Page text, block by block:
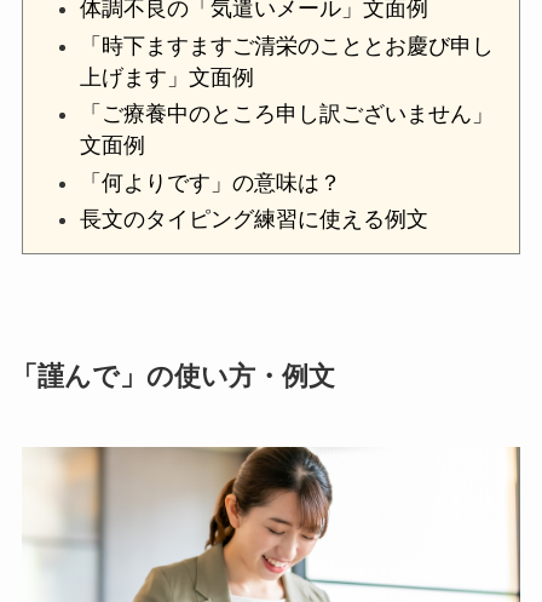
体調不良の「気遣いメール」文面例
「時下ますますご清栄のこととお慶び申し
上げます」文面例
「ご療養中のところ申し訳ございません」
文面例
「何よりです」の意味は？
長文のタイピング練習に使える例文
「謹んで」の使い方・例文